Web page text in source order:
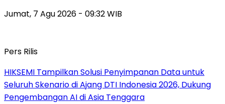
Jumat, 7 Agu 2026 - 09:32 WIB
Pers Rilis
HIKSEMI Tampilkan Solusi Penyimpanan Data untuk
Seluruh Skenario di Ajang DTI Indonesia 2026, Dukung
Pengembangan AI di Asia Tenggara